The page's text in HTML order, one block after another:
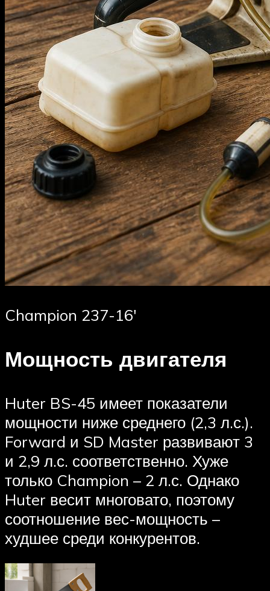
Champion 237-16′
Мощность двигателя
Huter BS-45 имеет показатели
мощности ниже среднего (2,3 л.с.).
Forward и SD Master развивают 3
и 2,9 л.с. соответственно. Хуже
только Champion – 2 л.с. Однако
Huter весит многовато, поэтому
соотношение вес-мощность –
худшее среди конкурентов.